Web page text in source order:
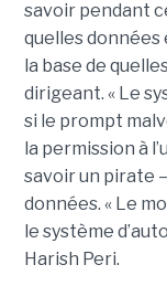
savoir pendant
quelles données
la base de
dirigeant. « Le
si le prompt
la permission à
savoir un pirate
données. « Le
le système
Harish Peri.